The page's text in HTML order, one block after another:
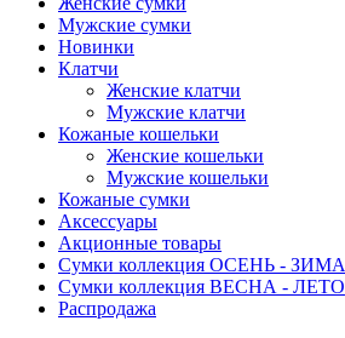
Мужские сумки
Новинки
Клатчи
Женские клатчи
Мужские клатчи
Кожаные кошельки
Женские кошельки
Мужские кошельки
Кожаные сумки
Аксессуары
Акционные товары
Сумки коллекция ОСЕНЬ - ЗИМА
Сумки коллекция ВЕСНА - ЛЕТО
Распродажа